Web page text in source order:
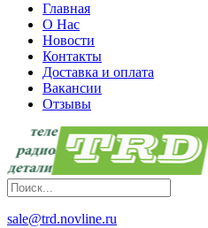
Главная
О Нас
Новости
Контакты
Доставка и оплата
Вакансии
Отзывы
sale@trd.novline.ru